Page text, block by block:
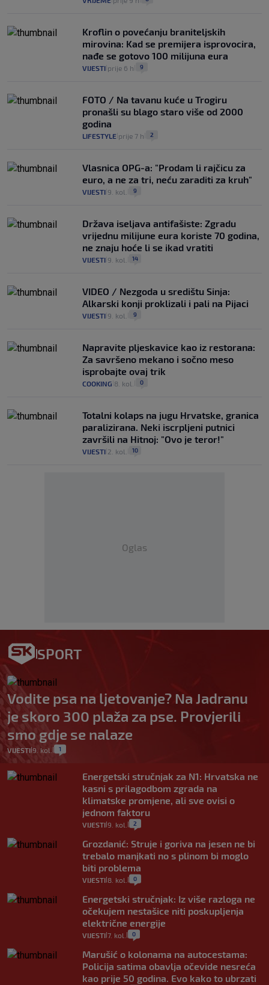
Kroflin o povećanju braniteljskih
mirovina: Kad se premijera isprovocira,
nađe se gotovo 100 milijuna eura
VIJESTI prije 6 h 9
FOTO / Na tavanu kuće u Trogiru
pronašli su blago staro više od 2000
godina
LIFESTYLE prije 7 h 2
Vlasnica OPG-a: "Prodam li rajčicu za
euro, a ne za tri, neću zaraditi za kruh"
VIJESTI 9. kol. 9
Država iseljava antifašiste: Zgradu
vrijednu milijune eura koriste 70 godina,
ne znaju hoće li se ikad vratiti
VIJESTI 9. kol. 14
VIDEO / Nezgoda u središtu Sinja:
Alkarski konji proklizali i pali na Pijaci
VIJESTI 9. kol. 9
Napravite pljeskavice kao iz restorana:
Za savršeno mekano i sočno meso
isprobajte ovaj trik
COOKING 8. kol. 0
Totalni kolaps na jugu Hrvatske, granica
paralizirana. Neki iscrpljeni putnici
završili na Hitnoj: "Ovo je teror!"
VIJESTI 2. kol. 10
Oglas
SPORT
Vodite psa na ljetovanje? Na Jadranu
je skoro 300 plaža za pse. Provjerili
smo gdje se nalaze
VIJESTI|9. kol. 1
Energetski stručnjak za N1: Hrvatska ne
kasni s prilagodbom zgrada na
klimatske promjene, ali sve ovisi o
jednom faktoru
VIJESTI 9. kol. 2
Grozdanić: Struje i goriva na jesen ne bi
trebalo manjkati no s plinom bi moglo
biti problema
VIJESTI 8. kol. 0
Energetski stručnjak: Iz više razloga ne
očekujem nestašice niti poskupljenja
električne energije
VIJESTI 7. kol. 0
Marušić o kolonama na autocestama:
Policija satima obavlja očevide nesreća
kao prije 50 godina. Evo kako to ubrzati